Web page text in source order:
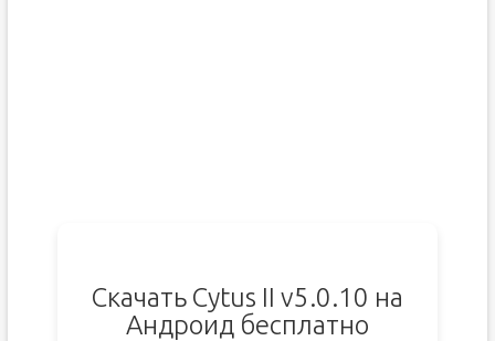
Скачать Cytus II v5.0.10 на
Андроид бесплатно